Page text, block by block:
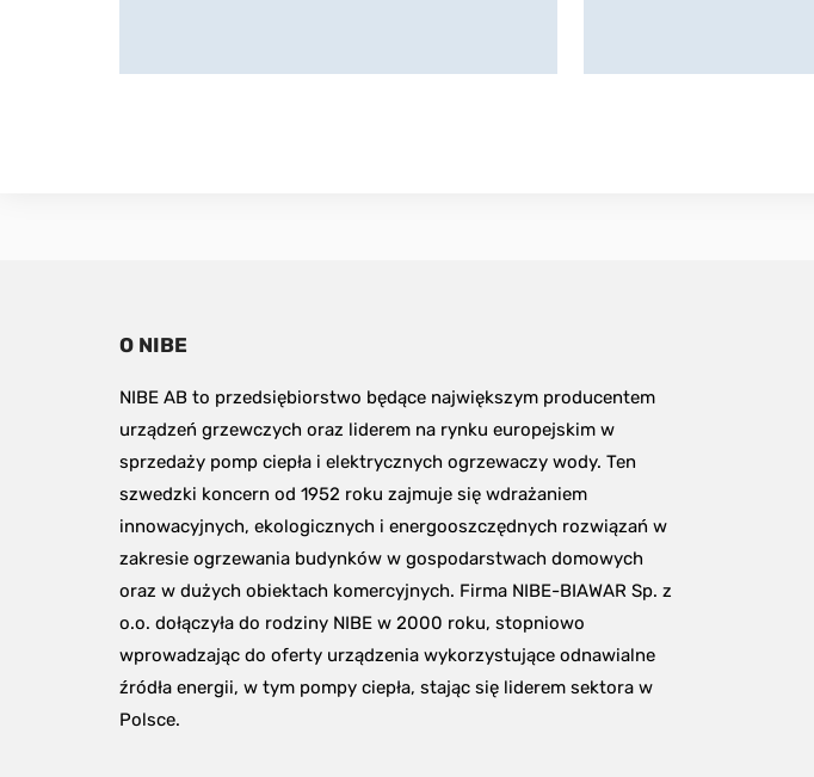
O NIBE
NIBE AB to przedsiębiorstwo będące największym producentem
urządzeń grzewczych oraz liderem na rynku europejskim w
sprzedaży pomp ciepła i elektrycznych ogrzewaczy wody. Ten
szwedzki koncern od 1952 roku zajmuje się wdrażaniem
innowacyjnych, ekologicznych i energooszczędnych rozwiązań w
zakresie ogrzewania budynków w gospodarstwach domowych
oraz w dużych obiektach komercyjnych. Firma NIBE-BIAWAR Sp. z
o.o. dołączyła do rodziny NIBE w 2000 roku, stopniowo
wprowadzając do oferty urządzenia wykorzystujące odnawialne
źródła energii, w tym pompy ciepła, stając się liderem sektora w
Polsce.